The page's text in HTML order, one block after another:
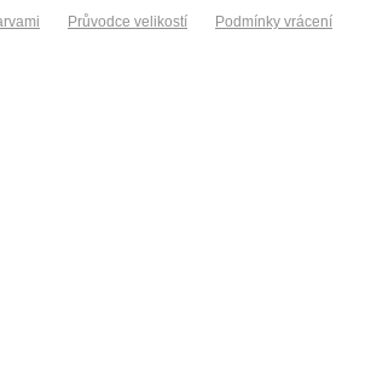
Průvodce velikostí Podmínky vrácení